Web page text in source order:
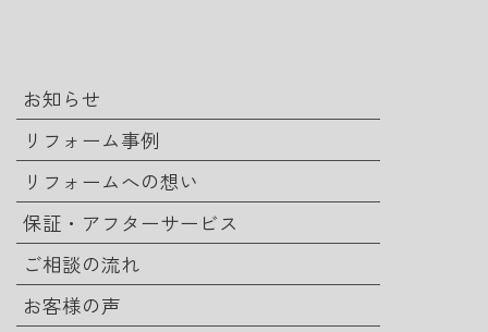
お知らせ
リフォーム事例
リフォームへの想い
保証・アフターサービス
ご相談の流れ
お客様の声